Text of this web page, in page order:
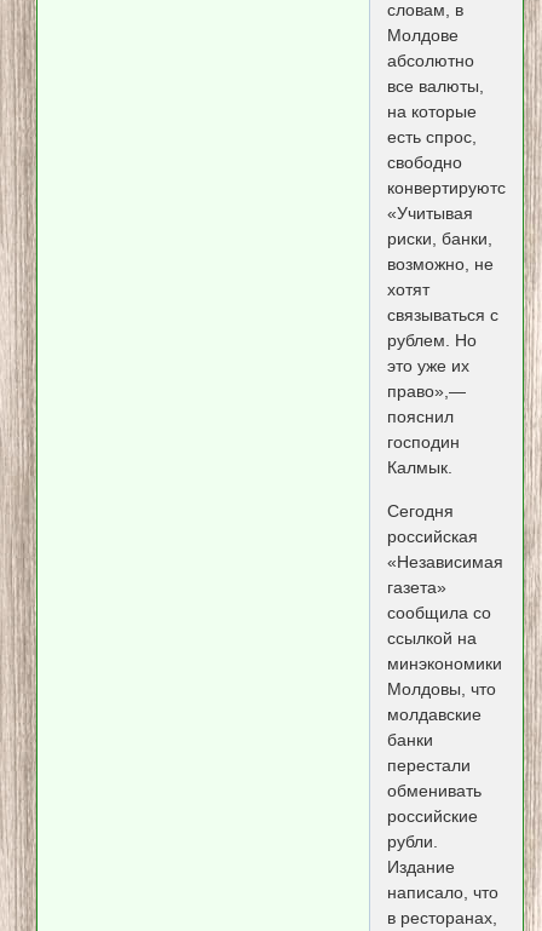
словам, в
Молдове
абсолютно
все валюты,
на которые
есть спрос,
свободно
конвертируются.
«Учитывая
риски, банки,
возможно, не
хотят
связываться с
рублем. Но
это уже их
право»,—
пояснил
господин
Калмык.
Сегодня
российская
«Независимая
газета»
сообщила со
ссылкой на
минэкономики
Молдовы, что
молдавские
банки
перестали
обменивать
российские
рубли.
Издание
написало, что
в ресторанах,